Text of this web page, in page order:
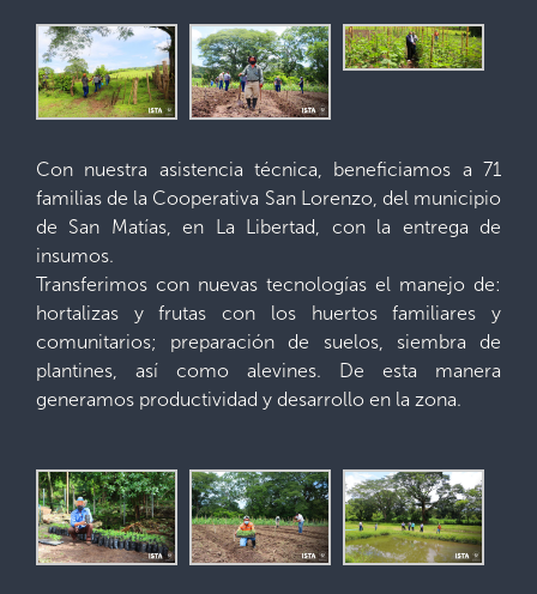
Con nuestra asistencia técnica, beneficiamos a 71
familias de la Cooperativa San Lorenzo, del municipio
de San Matías, en La Libertad, con la entrega de
insumos.
Transferimos con nuevas tecnologías el manejo de:
hortalizas y frutas con los huertos familiares y
comunitarios; preparación de suelos, siembra de
plantines, así como alevines. De esta manera
generamos productividad y desarrollo en la zona.